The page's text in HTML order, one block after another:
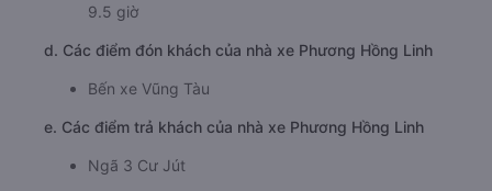
9.5 giờ
d. Các điểm đón khách của nhà xe Phương Hồng Linh
Bến xe Vũng Tàu
e. Các điểm trả khách của nhà xe Phương Hồng Linh
Ngã 3 Cư Jút